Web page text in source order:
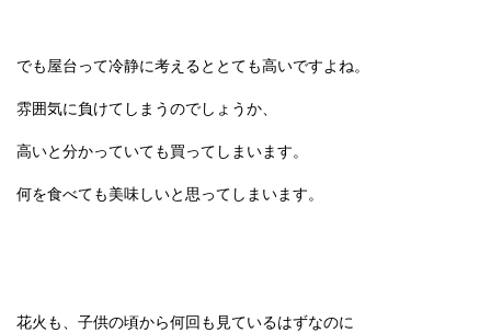
でも屋台って冷静に考えるととても高いですよね。
雰囲気に負けてしまうのでしょうか、
高いと分かっていても買ってしまいます。
何を食べても美味しいと思ってしまいます。
花火も、子供の頃から何回も見ているはずなのに